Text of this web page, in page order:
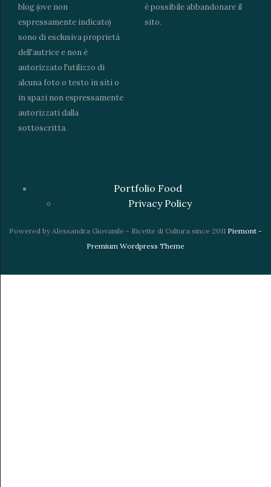
blog (ove non
espressamente indicato)
sono di esclusiva proprietà
dell'autrice e non è
autorizzato l'utilizzo di
alcuna foto o testo in siti o
in spazi non espressamente
autorizzati dalla
sottoscritta.
è possibile abbandonare il
sito.
Portfolio Food
Privacy Policy
Powered by Alessandra Giovanile - Ricette di Cultura since 2011 Piemont -
Premium Wordpress Theme